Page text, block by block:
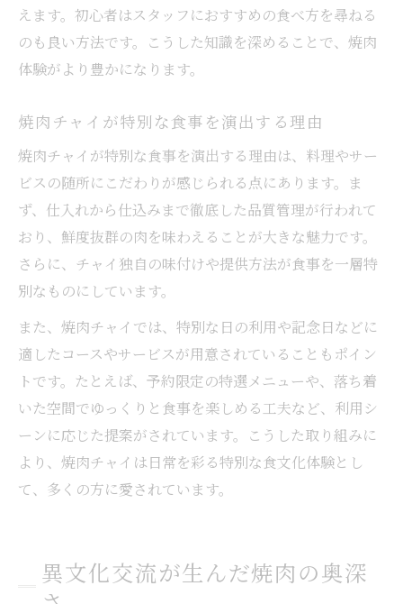
えます。初心者はスタッフにおすすめの食べ方を尋ねる
のも良い方法です。こうした知識を深めることで、焼肉
体験がより豊かになります。
焼肉チャイが特別な食事を演出する理由
焼肉チャイが特別な食事を演出する理由は、料理やサー
ビスの随所にこだわりが感じられる点にあります。ま
ず、仕入れから仕込みまで徹底した品質管理が行われて
おり、鮮度抜群の肉を味わえることが大きな魅力です。
さらに、チャイ独自の味付けや提供方法が食事を一層特
別なものにしています。
また、焼肉チャイでは、特別な日の利用や記念日などに
適したコースやサービスが用意されていることもポイン
トです。たとえば、予約限定の特選メニューや、落ち着
いた空間でゆっくりと食事を楽しめる工夫など、利用シ
ーンに応じた提案がされています。こうした取り組みに
より、焼肉チャイは日常を彩る特別な食文化体験とし
て、多くの方に愛されています。
異文化交流が生んだ焼肉の奥深